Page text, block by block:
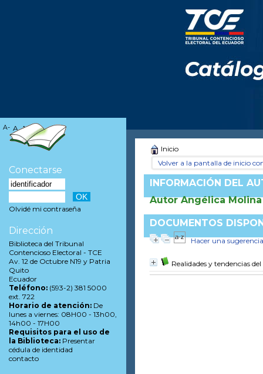
Inicio
Volver a la pantalla de inicio
INFORMACIÓN DEL
Autor Angélica
DOCUMENTOS
Hacer una sugerencia
Realidades y tendencias
A- A A+
Conectarse
Olvidé mi contraseña
Dirección
Biblioteca del Tribunal
Contencioso Electoral - TCE
Av. 12 de Octubre N19 y Patria
Quito
Ecuador
Teléfono: (593-2) 381 5000
ext. 722
Horario de atención: De
lunes a viernes: 08H00 - 13h00,
14h00 - 17H00
Requisitos para el uso de
la Biblioteca: Presentar
cédula de identidad
contacto